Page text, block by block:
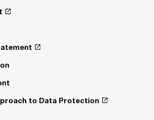
to Data Protection